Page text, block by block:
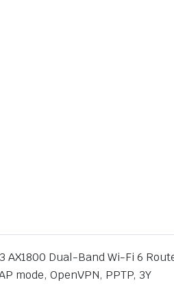
AX1800 Dual-Band Wi-Fi 6
mode, OpenVPN, PPTP, 3Y